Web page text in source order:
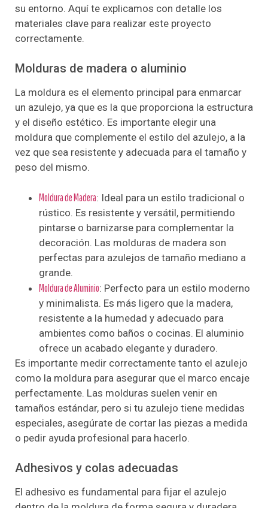
su entorno. Aquí te explicamos con detalle los
materiales clave para realizar este proyecto
correctamente.
Molduras de madera o aluminio
La moldura es el elemento principal para enmarcar
un azulejo, ya que es la que proporciona la estructura
y el diseño estético. Es importante elegir una
moldura que complemente el estilo del azulejo, a la
vez que sea resistente y adecuada para el tamaño y
peso del mismo.
Moldura de Madera: Ideal para un estilo tradicional o
rústico. Es resistente y versátil, permitiendo
pintarse o barnizarse para complementar la
decoración. Las molduras de madera son
perfectas para azulejos de tamaño mediano a
grande.
Moldura de Aluminio: Perfecto para un estilo moderno
y minimalista. Es más ligero que la madera,
resistente a la humedad y adecuado para
ambientes como baños o cocinas. El aluminio
ofrece un acabado elegante y duradero.
Es importante medir correctamente tanto el azulejo
como la moldura para asegurar que el marco encaje
perfectamente. Las molduras suelen venir en
tamaños estándar, pero si tu azulejo tiene medidas
especiales, asegúrate de cortar las piezas a medida
o pedir ayuda profesional para hacerlo.
Adhesivos y colas adecuadas
El adhesivo es fundamental para fijar el azulejo